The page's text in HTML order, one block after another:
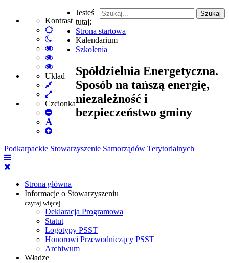
Kontrast
Default
mode
Włącz
tryb
nocny
High
Contrast
Black
White
High
Contrast
Black
High
Contrast
mode
Układ
Fixed
layout
Wide
layout
Czcionka
Set
Font
Set
Font
Szukaj
Podkarpackie Stowarzyszenie Samorządów Terytorialnych
Strona główna
Informacje o Stowarzyszeniu
czytaj więcej
Deklaracja Programowa
Statut
Logotypy PSST
Honorowi Przewodniczący PSST
Archiwum
Władze
Jesteś
tutaj:
Strona startowa
Kalendarium
Szkolenia
Spółdzielnia Energetyczna.
Sposób na tańszą energię,
niezależność i
bezpieczeństwo gminy